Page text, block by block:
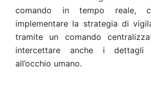
comando in tempo reale,
implementare la strategia di
tramite un comando
intercettare anche i dettagli
all’occhio umano.